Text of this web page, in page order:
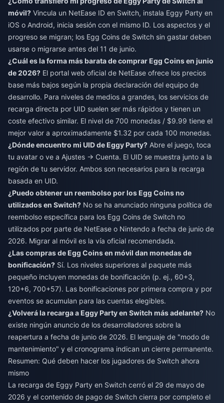
móvil? Vincula un NetEase ID en Switch, instala Eggy Party en
iOS o Android, inicia sesión con el mismo ID. Los aspectos y el
progreso se migran; los Egg Coins de Switch sin gastar deben
usarse o migrarse antes del 11 de junio.
¿Cuál es la forma más barata de comprar Egg Coins en junio
de 2026? El portal web oficial de NetEase ofrece los precios
base más bajos según la propia declaración del equipo de
desarrollo. Para niveles de medios a grandes, los servicios de
recarga directa por UID suelen ser más rápidos y tienen un
coste efectivo similar. El nivel de 700 monedas / $9.99 tiene el
mejor valor a aproximadamente $1.32 por cada 100 monedas.
¿Dónde encuentro mi UID de Eggy Party? Abre el juego, toca
tu avatar o ve a Ajustes → Cuenta. El UID se muestra junto a la
región de tu servidor. Ambos son necesarios para la recarga
basada en UID.
¿Puedo obtener un reembolso por los Egg Coins no
utilizados en Switch? No se ha anunciado ninguna política de
reembolso específica para los Egg Coins de Switch no
utilizados por parte de NetEase o Nintendo a fecha de junio de
2026. Migrar al móvil es la vía oficial recomendada.
¿Las compras de Egg Coins en móvil dan monedas de
bonificación? Sí. Los niveles superiores al paquete más
pequeño incluyen monedas de bonificación (p. ej., 60+3,
120+6, 700+57). Las bonificaciones por primera compra y por
eventos se acumulan para las cuentas elegibles.
¿Volverá la recarga a Eggy Party en Switch más adelante? No
existe ningún anuncio de los desarrolladores sobre la
reapertura a fecha de junio de 2026. El lenguaje de "modo de
mantenimiento" y el cronograma indican un cierre permanente.
Resumen: Qué deben hacer los jugadores de Switch ahora
mismo
La recarga de Eggy Party en Switch cerró el 29 de mayo de
2026 y el contenido de pago de Switch cierra por completo el